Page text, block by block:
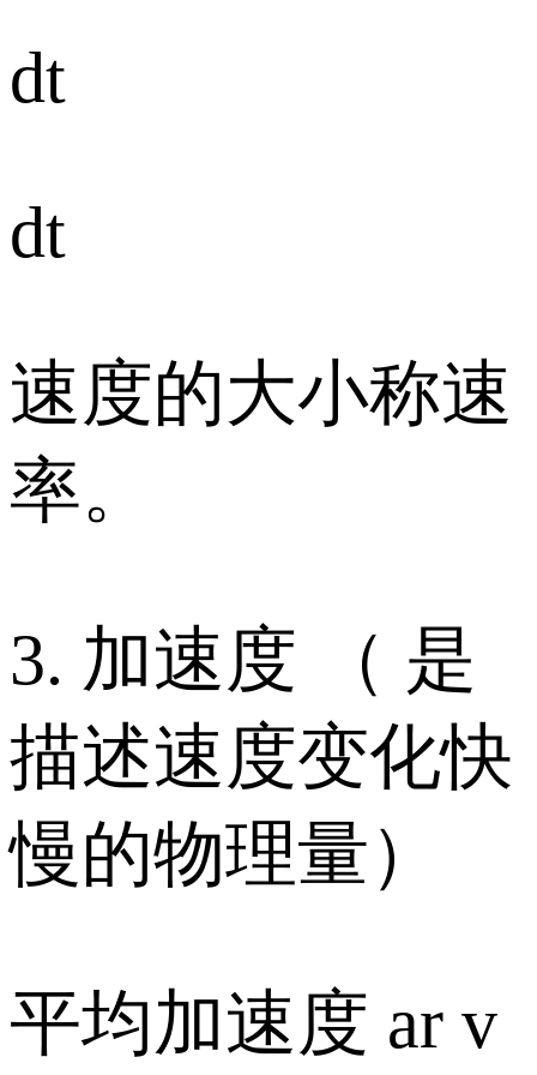
dt
dt
速度的大小称速
率。
3. 加速度 （ 是
描述速度变化快
慢的物理量）
平均加速度 ar v